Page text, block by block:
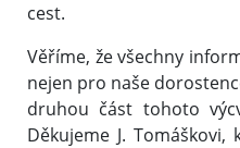
cest.
Věříme, že všechny
nejen pro naše
druhou část tohoto
Děkujeme J.